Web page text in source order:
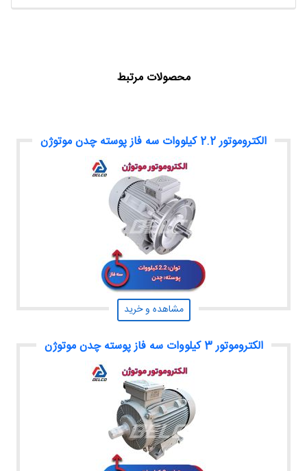
محصولات مرتبط
الکتروموتور 2.2 کیلووات سه فاز پوسته چدن موتوژن
مشاهده و خرید
الکتروموتور 3 کیلووات سه فاز پوسته چدن موتوژن